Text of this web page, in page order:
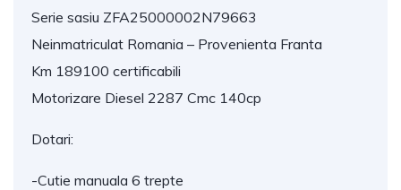
Serie sasiu ZFA25000002N79663
Neinmatriculat Romania – Provenienta Franta
Km 189100 certificabili
Motorizare Diesel 2287 Cmc 140cp
Dotari:
-Cutie manuala 6 trepte